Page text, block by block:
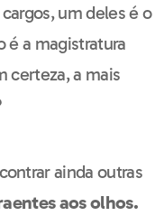
um deles é o
é a magistratura
certeza, a mais
ainda outras
aos olhos.